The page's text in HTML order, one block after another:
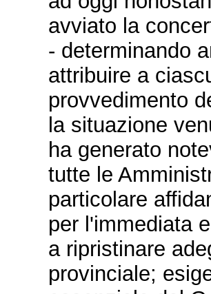
avviato la
- determinando
attribuire a
provvedimento
la situazione
ha generato
tutte le
particolare
per l'immediata
a ripristinare
provinciale;